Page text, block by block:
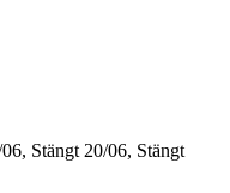
Stängt 20/06, Stängt